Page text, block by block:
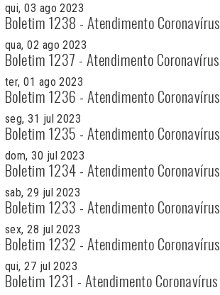
qui, 03 ago 2023
Boletim 1238 - Atendimento Coronavírus
qua, 02 ago 2023
Boletim 1237 - Atendimento Coronavírus
ter, 01 ago 2023
Boletim 1236 - Atendimento Coronavírus
seg, 31 jul 2023
Boletim 1235 - Atendimento Coronavírus
dom, 30 jul 2023
Boletim 1234 - Atendimento Coronavírus
sab, 29 jul 2023
Boletim 1233 - Atendimento Coronavírus
sex, 28 jul 2023
Boletim 1232 - Atendimento Coronavírus
qui, 27 jul 2023
Boletim 1231 - Atendimento Coronavírus